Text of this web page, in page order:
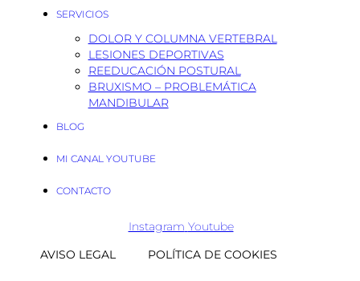
SERVICIOS
DOLOR Y COLUMNA VERTEBRAL
LESIONES DEPORTIVAS
REEDUCACIÓN POSTURAL
BRUXISMO – PROBLEMÁTICA
MANDIBULAR
BLOG
MI CANAL YOUTUBE
CONTACTO
Instagram Youtube
AVISO LEGAL
POLÍTICA DE COOKIES